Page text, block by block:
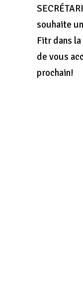
souhaite
Fitr dans
de vous
prochain!